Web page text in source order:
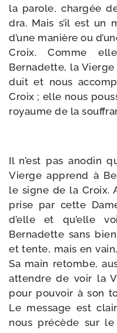
la parole, char­gée
dra. Mais s’il est un
d’une manière ou
Croix. Comme
Bernadette, la
duit et nous
Croix ; elle nous
royaume de la
Il n’est pas ano­din
Vierge apprend à
le signe de la Croix.
prise par cette
d’elle et qu’elle
Bernadette sans
et tente, mais en
Sa main retombe,
attendre de voir la
pour pou­voir à son
Le mes­sage est
nous pré­cède sur